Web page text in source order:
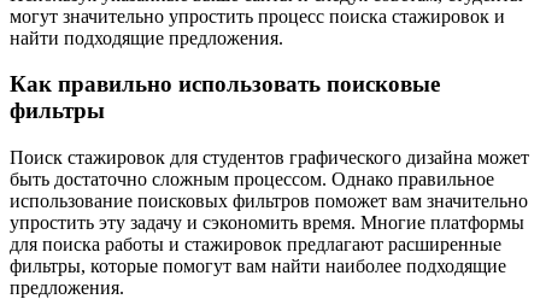
могут значительно упростить процесс поиска стажировок и
найти подходящие предложения.
Как правильно использовать поисковые
фильтры
Поиск стажировок для студентов графического дизайна может
быть достаточно сложным процессом. Однако правильное
использование поисковых фильтров поможет вам значительно
упростить эту задачу и сэкономить время. Многие платформы
для поиска работы и стажировок предлагают расширенные
фильтры, которые помогут вам найти наиболее подходящие
предложения.